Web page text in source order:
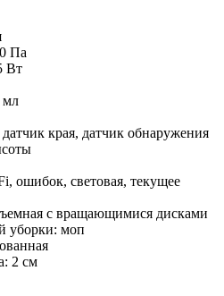
Па
Вт
мл
края, датчик обнаружения
ошибок, световая, текущее
с вращающимися дисками
уборки: моп
2 см